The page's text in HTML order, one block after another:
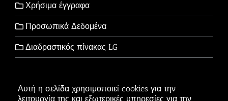
Αυτή η σελίδα χρησιμοποιεί cookies για την
λειτουργία της και εξωτερικές υπηρεσίες για την
Χρήσιμα έγγραφα
Προσωπικά Δεδομένα
Διαδραστικός πίνακας LG